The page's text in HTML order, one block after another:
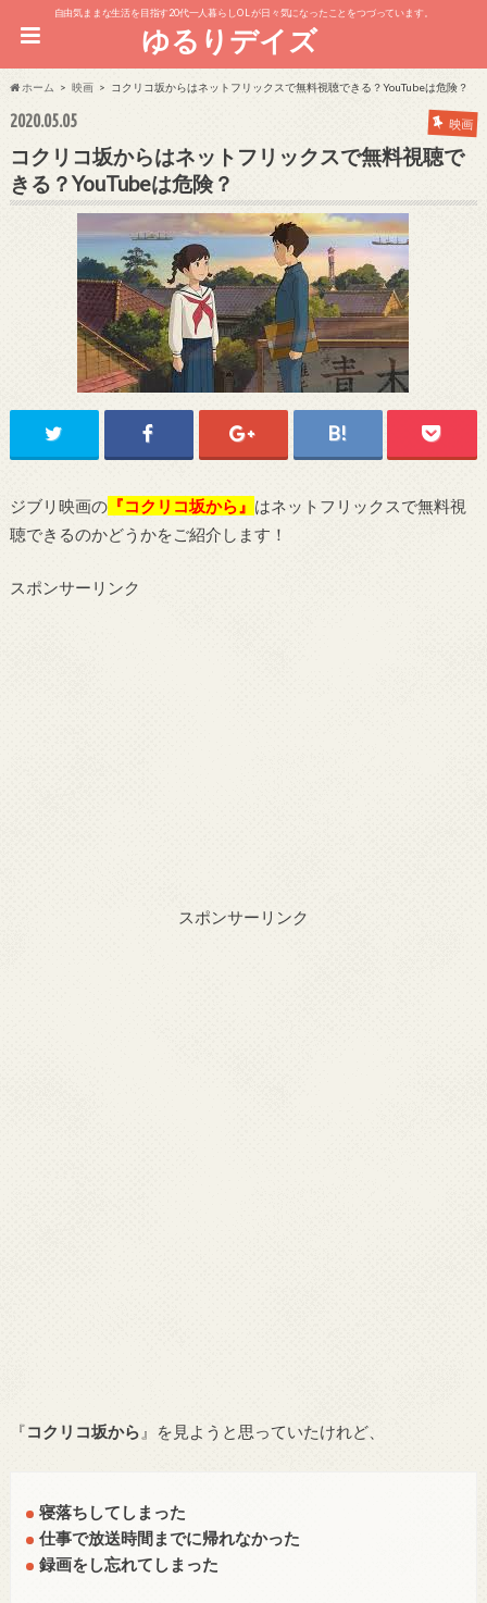
自由気ままな生活を目指す20代一人暮らしOL が日々気になったことをつづっています。
ゆるりデイズ
ホーム 映画 コクリコ坂からはネットフリックスで無料視聴できる？YouTubeは危険？
2020.05.05 映画
コクリコ坂からはネットフリックスで無料視聴で
きる？YouTubeは危険？
ジブリ映画の『コクリコ坂から』 はネットフリックスで無料視
聴できるのかどうかをご紹介します！
スポンサーリンク
スポンサーリンク
『コクリコ坂から 』を見ようと思っていたけれど、
寝落ちしてしまった
仕事で放送時間までに帰れなかった
録画をし忘れてしまった